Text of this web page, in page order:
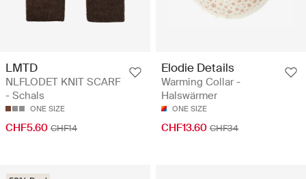
LMTD
NLFLODET KNIT SCARF
- Schals
ONE SIZE
CHF5.60 CHF14
Elodie Details
Warming Collar -
Halswärmer
ONE SIZE
CHF13.60 CHF34